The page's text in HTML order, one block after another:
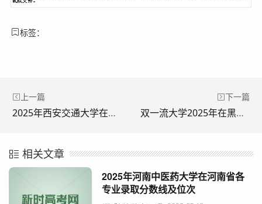
标签：
上一篇
2025年西安交通大学在陕西各专业录取分数线汇总
下一篇
双一流大学2025年在黑龙江录取分数线及位次
相关文章
2025年河南中医药大学在河南省各
专业录取分数线及位次